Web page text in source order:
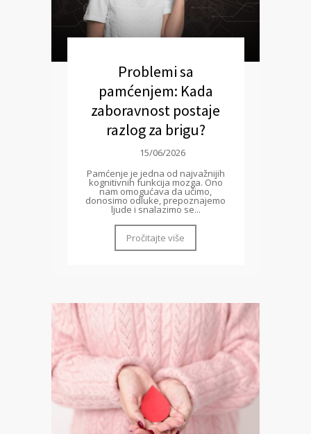
Problemi sa
pamćenjem: Kada
zaboravnost postaje
razlog za brigu?
15/06/2026
Pamćenje je jedna od najvažnijih
kognitivnih funkcija mozga. Ono
nam omogućava da učimo,
donosimo odluke, prepoznajemo
ljude i snalazimo se...
Pročitajte više